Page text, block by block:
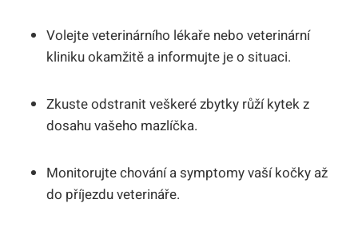
Volejte veterinárního lékaře nebo veterinární
kliniku okamžitě a informujte je o situaci.
Zkuste odstranit veškeré zbytky růží kytek z
dosahu vašeho mazlíčka.
Monitorujte chování a symptomy vaší kočky až
do příjezdu veterináře.